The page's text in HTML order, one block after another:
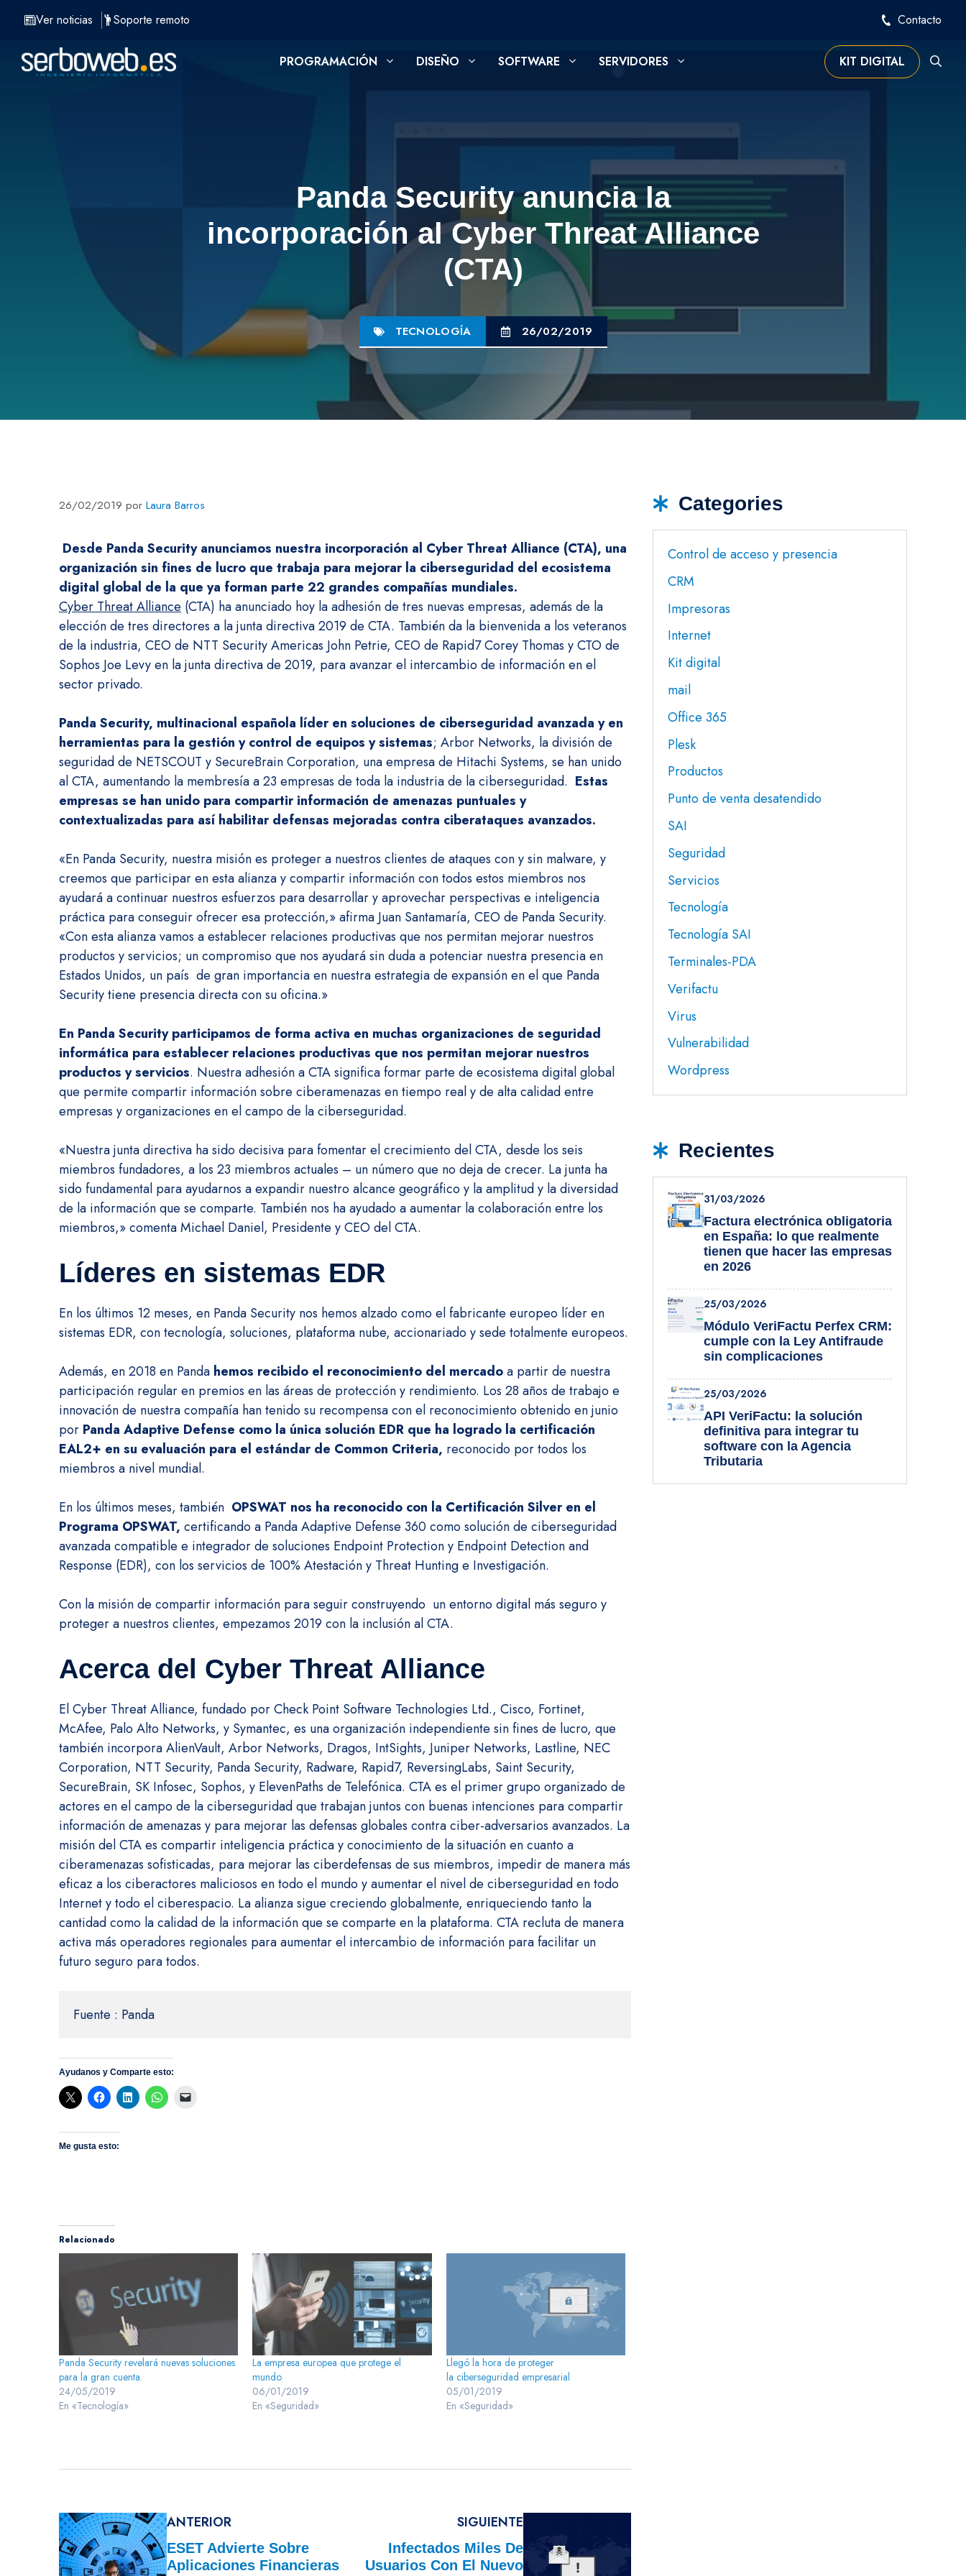
Ver noticias Soporte remoto Contacto
PROGRAMACIÓN DISEÑO SOFTWARE SERVIDORES KIT DIGITAL
Panda Security anuncia la
incorporación al Cyber Threat Alliance
(CTA)
TECNOLOGÍA 26/02/2019
26/02/2019 por Laura Barros
Desde Panda Security anunciamos nuestra incorporación al Cyber Threat Alliance (CTA), una
organización sin fines de lucro que trabaja para mejorar la ciberseguridad del ecosistema
digital global de la que ya forman parte 22 grandes compañías mundiales.
Cyber Threat Alliance (CTA) ha anunciado hoy la adhesión de tres nuevas empresas, además de la
elección de tres directores a la junta directiva 2019 de CTA. También da la bienvenida a los veteranos
de la industria, CEO de NTT Security Americas John Petrie, CEO de Rapid7 Corey Thomas y CTO de
Sophos Joe Levy en la junta directiva de 2019, para avanzar el intercambio de información en el
sector privado.
Panda Security, multinacional española líder en soluciones de ciberseguridad avanzada y en
herramientas para la gestión y control de equipos y sistemas; Arbor Networks, la división de
seguridad de NETSCOUT y SecureBrain Corporation, una empresa de Hitachi Systems, se han unido
al CTA, aumentando la membresía a 23 empresas de toda la industria de la ciberseguridad. Estas
empresas se han unido para compartir información de amenazas puntuales y
contextualizadas para así habilitar defensas mejoradas contra ciberataques avanzados.
«En Panda Security, nuestra misión es proteger a nuestros clientes de ataques con y sin malware, y
creemos que participar en esta alianza y compartir información con todos estos miembros nos
ayudará a continuar nuestros esfuerzos para desarrollar y aprovechar perspectivas e inteligencia
práctica para conseguir ofrecer esa protección,» afirma Juan Santamaría, CEO de Panda Security.
«Con esta alianza vamos a establecer relaciones productivas que nos permitan mejorar nuestros
productos y servicios; un compromiso que nos ayudará sin duda a potenciar nuestra presencia en
Estados Unidos, un país de gran importancia en nuestra estrategia de expansión en el que Panda
Security tiene presencia directa con su oficina.»
En Panda Security participamos de forma activa en muchas organizaciones de seguridad
informática para establecer relaciones productivas que nos permitan mejorar nuestros
productos y servicios. Nuestra adhesión a CTA significa formar parte de ecosistema digital global
que permite compartir información sobre ciberamenazas en tiempo real y de alta calidad entre
empresas y organizaciones en el campo de la ciberseguridad.
«Nuestra junta directiva ha sido decisiva para fomentar el crecimiento del CTA, desde los seis
miembros fundadores, a los 23 miembros actuales – un número que no deja de crecer. La junta ha
sido fundamental para ayudarnos a expandir nuestro alcance geográfico y la amplitud y la diversidad
de la información que se comparte. También nos ha ayudado a aumentar la colaboración entre los
miembros,» comenta Michael Daniel, Presidente y CEO del CTA.
Líderes en sistemas EDR
En los últimos 12 meses, en Panda Security nos hemos alzado como el fabricante europeo líder en
sistemas EDR, con tecnología, soluciones, plataforma nube, accionariado y sede totalmente europeos.
Además, en 2018 en Panda hemos recibido el reconocimiento del mercadoa partir de nuestra
participación regular en premios en las áreas de protección y rendimiento. Los 28 años de trabajo e
innovación de nuestra compañía han tenido su recompensa con el reconocimiento obtenido en junio
por Panda Adaptive Defense como la única solución EDR que ha logrado la certificación
EAL2+ en su evaluación para el estándar de Common Criteria, reconocido por todos los
miembros a nivel mundial.
En los últimos meses, también OPSWAT nos ha reconocido con la Certificación Silver en el
Programa OPSWAT, certificando a Panda Adaptive Defense 360 como solución de ciberseguridad
avanzada compatible e integrador de soluciones Endpoint Protection y Endpoint Detection and
Response (EDR), con los servicios de 100% Atestación y Threat Hunting e Investigación.
Con la misión de compartir información para seguir construyendo un entorno digital más seguro y
proteger a nuestros clientes, empezamos 2019 con la inclusión al CTA.
Acerca del Cyber Threat Alliance
El Cyber Threat Alliance, fundado por Check Point Software Technologies Ltd., Cisco, Fortinet,
McAfee, Palo Alto Networks, y Symantec, es una organización independiente sin fines de lucro, que
también incorpora AlienVault, Arbor Networks, Dragos, IntSights, Juniper Networks, Lastline, NEC
Corporation, NTT Security, Panda Security, Radware, Rapid7, ReversingLabs, Saint Security,
SecureBrain, SK Infosec, Sophos, y ElevenPaths de Telefónica. CTA es el primer grupo organizado de
actores en el campo de la ciberseguridad que trabajan juntos con buenas intenciones para compartir
información de amenazas y para mejorar las defensas globales contra ciber-adversarios avanzados. La
misión del CTA es compartir inteligencia práctica y conocimiento de la situación en cuanto a
ciberamenazas sofisticadas, para mejorar las ciberdefensas de sus miembros, impedir de manera más
eficaz a los ciberactores maliciosos en todo el mundo y aumentar el nivel de ciberseguridad en todo
Internet y todo el ciberespacio. La alianza sigue creciendo globalmente, enriqueciendo tanto la
cantidad como la calidad de la información que se comparte en la plataforma. CTA recluta de manera
activa más operadores regionales para aumentar el intercambio de información para facilitar un
futuro seguro para todos.
Fuente : Panda
Ayudanos y Comparte esto:
Me gusta esto:
Relacionado
Panda Security revelará nuevas soluciones
para la gran cuenta.
24/05/2019
En «Tecnología»
La empresa europea que protege el
mundo
06/01/2019
En «Seguridad»
Llegó la hora de proteger
la ciberseguridad empresarial
05/01/2019
En «Seguridad»
ANTERIOR
ESET Advierte Sobre
Aplicaciones Financieras
SIGUIENTE
Infectados Miles De
Usuarios Con El Nuevo
Categories
Control de acceso y presencia
CRM
Impresoras
Internet
Kit digital
mail
Office 365
Plesk
Productos
Punto de venta desatendido
SAI
Seguridad
Servicios
Tecnología
Tecnología SAI
Terminales-PDA
Verifactu
Virus
Vulnerabilidad
Wordpress
Recientes
31/03/2026
Factura electrónica obligatoria
en España: lo que realmente
tienen que hacer las empresas
en 2026
25/03/2026
Módulo VeriFactu Perfex CRM:
cumple con la Ley Antifraude
sin complicaciones
25/03/2026
API VeriFactu: la solución
definitiva para integrar tu
software con la Agencia
Tributaria